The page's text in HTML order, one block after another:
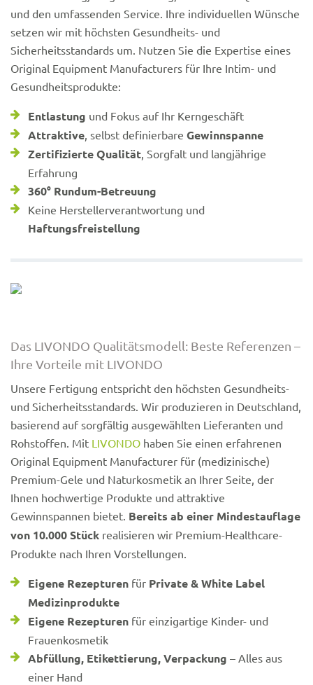
und den umfassenden Service. Ihre individuellen Wünsche
setzen wir mit höchsten Gesundheits- und
Sicherheitsstandards um. Nutzen Sie die Expertise eines
Original Equipment Manufacturers für Ihre Intim- und
Gesundheitsprodukte:
Entlastung und Fokus auf Ihr Kerngeschäft
Attraktive , selbst definierbare Gewinnspanne
Zertifizierte Qualität , Sorgfalt und langjährige
Erfahrung
360° Rundum-Betreuung
Keine Herstellerverantwortung und
Haftungsfreistellung
Das LIVONDO Qualitätsmodell: Beste Referenzen –
Ihre Vorteile mit LIVONDO
Unsere Fertigung entspricht den höchsten Gesundheits-
und Sicherheitsstandards. Wir produzieren in Deutschland,
basierend auf sorgfältig ausgewählten Lieferanten und
Rohstoffen. Mit LIVONDO haben Sie einen erfahrenen
Original Equipment Manufacturer für (medizinische)
Premium-Gele und Naturkosmetik an Ihrer Seite, der
Ihnen hochwertige Produkte und attraktive
Gewinnspannen bietet. Bereits ab einer Mindestauflage
von 10.000 Stück realisieren wir Premium-Healthcare-
Produkte nach Ihren Vorstellungen.
Eigene Rezepturen für Private & White Label
Medizinprodukte
Eigene Rezepturen für einzigartige Kinder- und
Frauenkosmetik
Abfüllung, Etikettierung, Verpackung – Alles aus
einer Hand